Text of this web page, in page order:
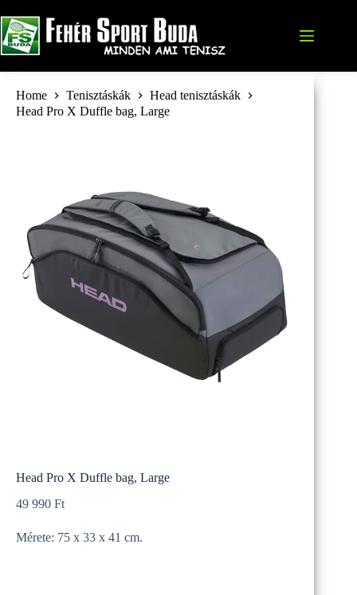
to
content
Home Tenisztáskák
Head tenisztáskák
Head Pro X Duffle bag, Large
Head Pro X Duffle bag, Large
49 990 Ft
Mérete: 75 x 33 x 41 cm.